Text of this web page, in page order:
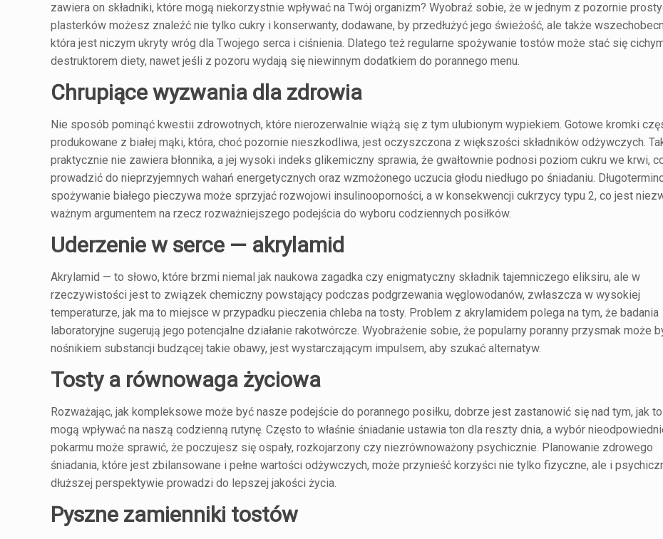
zawiera on składniki, które mogą niekorzystnie wpływać na Twój organizm? Wyobraź sobie, że w jednym z pozornie
plasterków możesz znaleźć nie tylko cukry i konserwanty, dodawane, by przedłużyć jego świeżość, ale także
która jest niczym ukryty wróg dla Twojego serca i ciśnienia. Dlatego też regularne spożywanie tostów może stać się
destruktorem diety, nawet jeśli z pozoru wydają się niewinnym dodatkiem do porannego menu.
Chrupiące wyzwania dla zdrowia
Nie sposób pominąć kwestii zdrowotnych, które nierozerwalnie wiążą się z tym ulubionym wypiekiem. Gotowe kromki
produkowane z białej mąki, która, choć pozornie nieszkodliwa, jest oczyszczona z większości składników odżywczych.
praktycznie nie zawiera błonnika, a jej wysoki indeks glikemiczny sprawia, że gwałtownie podnosi poziom cukru we krwi,
prowadzić do nieprzyjemnych wahań energetycznych oraz wzmożonego uczucia głodu niedługo po śniadaniu.
spożywanie białego pieczywa może sprzyjać rozwojowi insulinooporności, a w konsekwencji cukrzycy typu 2, co jest
ważnym argumentem na rzecz rozważniejszego podejścia do wyboru codziennych posiłków.
Uderzenie w serce — akrylamid
Akrylamid — to słowo, które brzmi niemal jak naukowa zagadka czy enigmatyczny składnik tajemniczego eliksiru, ale w
rzeczywistości jest to związek chemiczny powstający podczas podgrzewania węglowodanów, zwłaszcza w wysokiej
temperaturze, jak ma to miejsce w przypadku pieczenia chleba na tosty. Problem z akrylamidem polega na tym, że badania
laboratoryjne sugerują jego potencjalne działanie rakotwórcze. Wyobrażenie sobie, że popularny poranny przysmak może
nośnikiem substancji budzącej takie obawy, jest wystarczającym impulsem, aby szukać alternatyw.
Tosty a równowaga życiowa
Rozważając, jak kompleksowe może być nasze podejście do porannego posiłku, dobrze jest zastanowić się nad tym, jak
mogą wpływać na naszą codzienną rutynę. Często to właśnie śniadanie ustawia ton dla reszty dnia, a wybór
pokarmu może sprawić, że poczujesz się ospały, rozkojarzony czy niezrównoważony psychicznie. Planowanie zdrowego
śniadania, które jest zbilansowane i pełne wartości odżywczych, może przynieść korzyści nie tylko fizyczne, ale i
dłuższej perspektywie prowadzi do lepszej jakości życia.
Pyszne zamienniki tostów